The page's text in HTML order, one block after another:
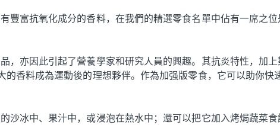
豐富抗氧化成分的香料，在我們的精選零食名單中佔有一席之
，亦因此引起了營養學家和研究人員的興趣。其抗炎特性，加
香料成為運動後的理想夥伴。作為加强版零食，它可以助你快
沙冰中、果汁中，或浸泡在熱水中；還可以把它加入烤焗蔬菜